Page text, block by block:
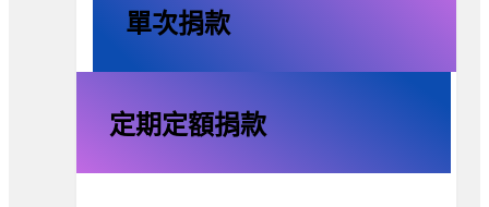
單次捐款
定期定額捐款